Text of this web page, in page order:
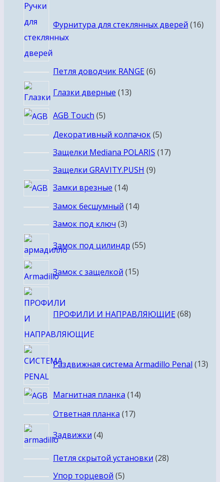
Фурнитура для стеклянных дверей 16
Петля доводчик RANGE 66
Глазки дверные 1313
AGB Touch 55
товаров
Декоративный колпачок 55
товаров
Защелки Mediana POLARIS 1717
Защелки GRAVITY.PUSH 99
Замки врезные 1414
товаров
Замок бесшумный 1414
Замок под ключ 33
Замок под цилиндр 5555
Замок с защелкой 1515
ПРОФИЛИ И НАПРАВЛЯЮЩИЕ 68
Раздвижная система Armadillo Penal 13
Магнитная планка 1414
Ответная планка 1717
Задвижки 44
Петля скрытой установки 2828
Упор торцевой 55